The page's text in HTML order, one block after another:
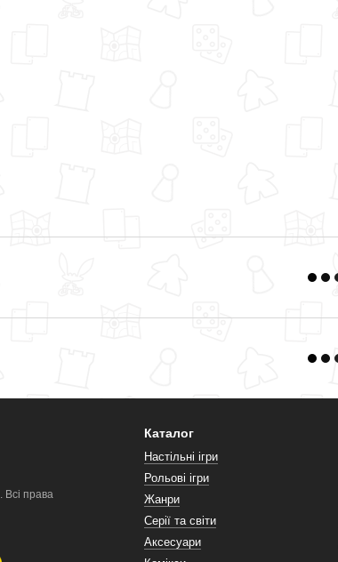
. Всі права
Каталог
Настільні ігри
Рольові ігри
Жанри
Серії та світи
Аксесуари